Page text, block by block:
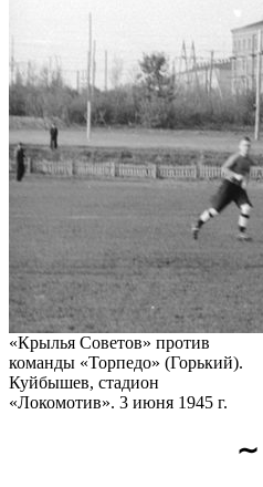
«Крылья Советов» против
команды «Торпедо» (Горький).
Куйбышев, стадион
«Локомотив». 3 июня 1945 г.
∼